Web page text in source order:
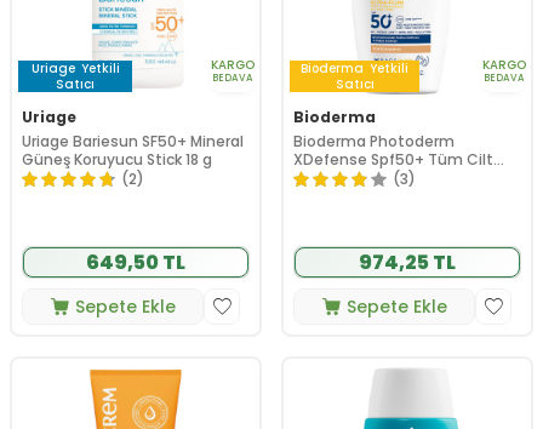
Uriage Yetkili
Satıcı
KARGO
BEDAVA
Uriage
Uriage Bariesun SF50+ Mineral
Güneş Koruyucu Stick 18 g
(2)
649,50 TL
Sepete Ekle
Bioderma Yetkili
Satıcı
KARGO
BEDAVA
Bioderma
Bioderma Photoderm
XDefense Spf50+ Tüm Cilt
Tipleri İçin Renkli Güneş Kremi
(3)
974,25 TL
Sepete Ekle